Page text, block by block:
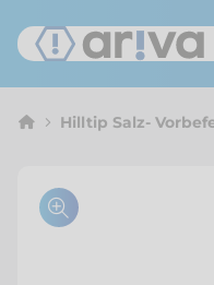
Hilltip Salz-